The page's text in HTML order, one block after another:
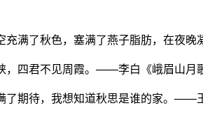
充满了秋色，塞满了燕子脂肪，在夜
，四君不见周霞。——李白《峨眉山月
了期待，我想知道秋思是谁的家。——